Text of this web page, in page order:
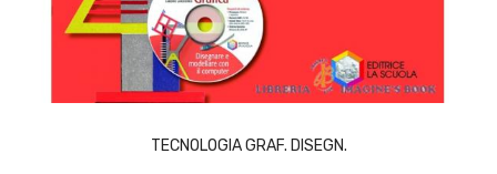
TECNOLOGIA GRAF. DISEGN.
ACQUISTA